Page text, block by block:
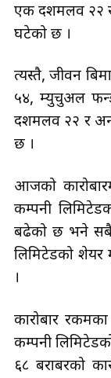
एक दशमलव २२
घटेको छ ।
त्यस्तै, जीवन
५४, म्युचुअल
दशमलव २२ र
छ ।
आजको
कम्पनी
बढेको छ भने
लिमिटेडको
।
कारोबार
कम्पनी
६८ बराबरको